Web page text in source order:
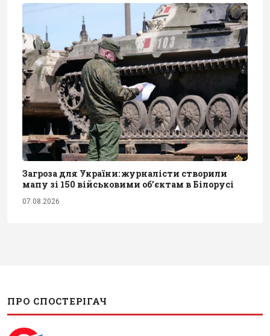
Загроза для України: журналісти створили
мапу зі 150 військовими обʼєктам в Білорусі
07.08.2026
ПРО СПОСТЕРІГАЧ